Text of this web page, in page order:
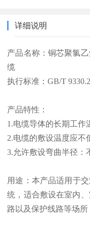
详细说明
产品名称：铜芯聚氯
缆
执行标准：GB/T
产品特性：
1.电缆导体的长期工作
2.电缆的敷设温度应不
3.允许敷设弯曲半径：
用途：本产品适用于
统，适合敷设在室内
路以及保护线路等场所